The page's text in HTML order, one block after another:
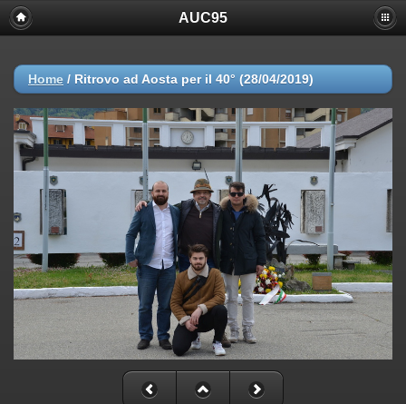
AUC95
Home / Ritrovo ad Aosta per il 40° (28/04/2019)